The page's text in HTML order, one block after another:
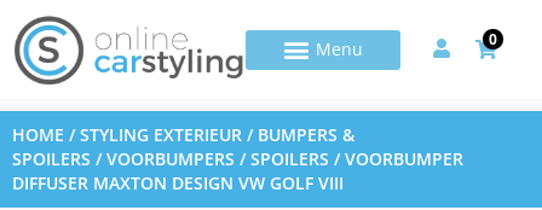
0
HOME /STYLING EXTERIEUR / BUMPERS &
SPOILERS /VOORBUMPERS / SPOILERS / VOORBUMPER
DIFFUSER MAXTON DESIGN VW GOLF VIII